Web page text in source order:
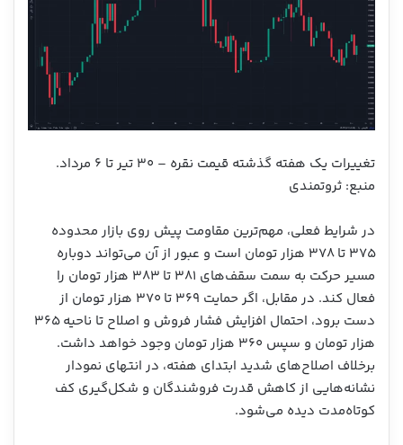
تغییرات یک هفته گذشته قیمت نقره – ۳۰ تیر تا ۶ مرداد.
منبع: ثروتمندی
در شرایط فعلی، مهم‌ترین مقاومت پیش روی بازار محدوده
۳۷۵ تا ۳۷۸ هزار تومان است و عبور از آن می‌تواند دوباره
مسیر حرکت به سمت سقف‌های ۳۸۱ تا ۳۸۳ هزار تومان را
فعال کند. در مقابل، اگر حمایت ۳۶۹ تا ۳۷۰ هزار تومان از
دست برود، احتمال افزایش فشار فروش و اصلاح تا ناحیه ۳۶۵
هزار تومان و سپس ۳۶۰ هزار تومان وجود خواهد داشت.
برخلاف اصلاح‌های شدید ابتدای هفته، در انتهای نمودار
نشانه‌هایی از کاهش قدرت فروشندگان و شکل‌گیری کف
کوتاه‌مدت دیده می‌شود.